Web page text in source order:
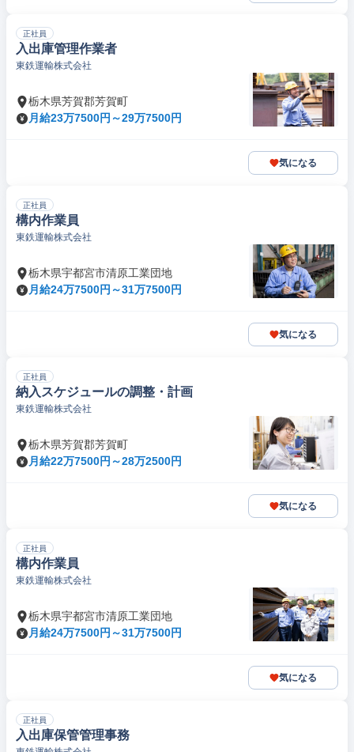
正社員
入出庫管理作業者
東鉄運輸株式会社
栃木県芳賀郡芳賀町
月給23万7500円～29万7500円
気になる
正社員
構内作業員
東鉄運輸株式会社
栃木県宇都宮市清原工業団地
月給24万7500円～31万7500円
気になる
正社員
納入スケジュールの調整・計画
東鉄運輸株式会社
栃木県芳賀郡芳賀町
月給22万7500円～28万2500円
気になる
正社員
構内作業員
東鉄運輸株式会社
栃木県宇都宮市清原工業団地
月給24万7500円～31万7500円
気になる
正社員
入出庫保管管理事務